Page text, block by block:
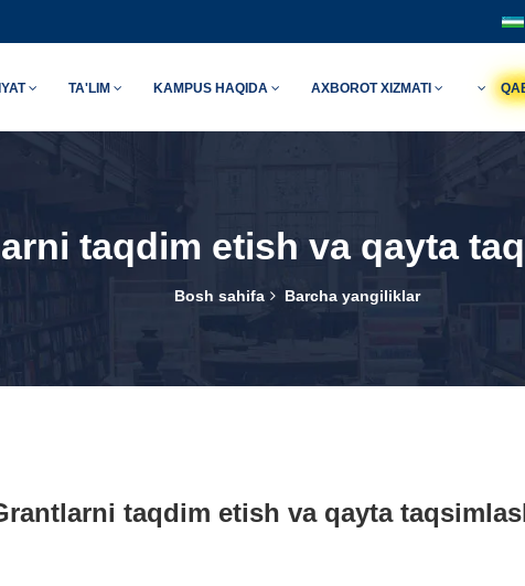
TA'LIM KAMPUS HAQIDA AXBOROT XIZMATI
taqdim etish va qayta
Bosh sahifa Barcha yangiliklar
taqdim etish va qayta